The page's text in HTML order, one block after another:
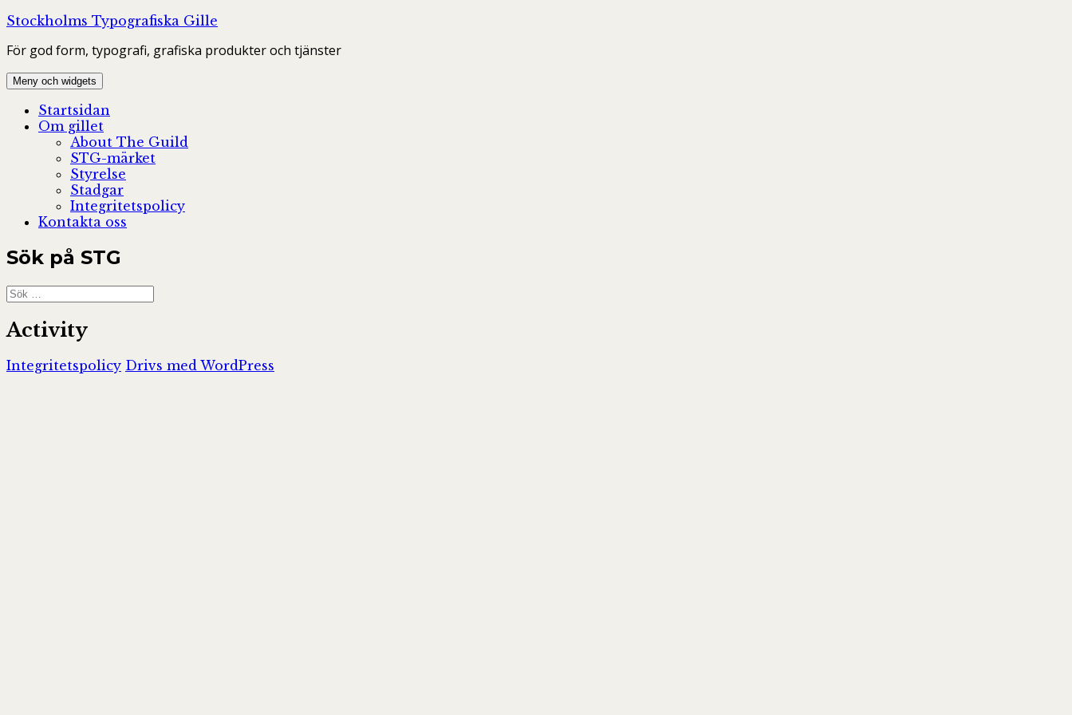
Hoppa
innehåll
Stockholms Typografiska Gille
För god form, typografi, grafiska produkter och tjänster
Meny och widgets
Startsidan
Om gillet
About The Guild
STG-märket
Styrelse
Stadgar
Integritetspolicy
Kontakta oss
Sök på STG
Sök
efter:
Activity
Integritetspolicy Drivs med WordPress